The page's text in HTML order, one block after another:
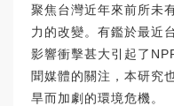
聚焦台灣近年來前所未
力的改變。有鑑於最近
影響衝擊甚大引起了
聞媒體的關注，本研究
旱而加劇的環境危機。